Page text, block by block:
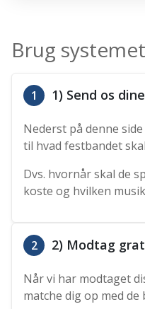
Brug
1 1) Send os
Nederst på denne
til hvad festbandet
Dvs. hvornår skal de
koste og hvilken
2 2) Modtag
Når vi har modtaget
matche dig op med